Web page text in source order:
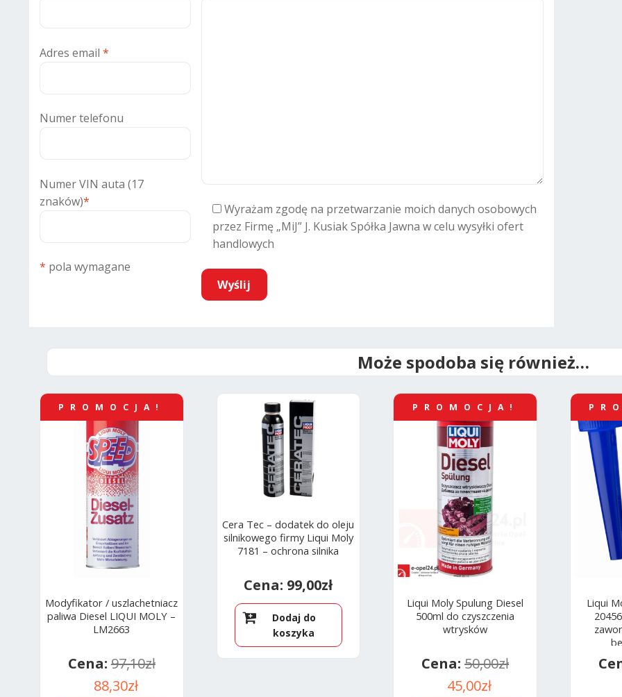
Adres email *
Numer telefonu
Numer VIN auta (17
znaków)*
* pola wymagane
Wyrażam zgodę na przetwarzanie moich danych osobowych
przez Firmę „MiJ” J. Kusiak Spółka Jawna w celu wysyłki ofert
handlowych
Może spodoba się również…
Modyfikator / uszlachetniacz
paliwa Diesel LIQUI MOLY –
LM2663
PROMOCJA!
97,10zł
Pierwotna
88,30złAktualna
Cera Tec – dodatek do oleju
silnikowego firmy Liqui Moly
7181 – ochrona silnika
99,00zł
Dodaj do
koszyka
Liqui Moly Spulung Diesel
500ml do czyszczenia
wtrysków
PROMOCJA!
50,00zł
Pierwotna
45,00złAktualna
Liqui